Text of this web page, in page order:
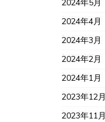
2024年5月
2024年4月
2024年3月
2024年2月
2024年1月
2023年12月
2023年11月